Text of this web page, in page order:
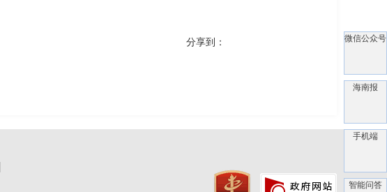
分享到： 微信公众号
海南报
手机端
智能问答